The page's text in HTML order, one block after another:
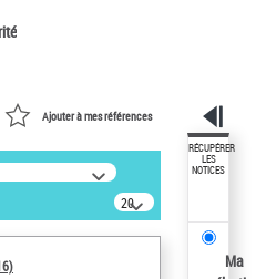
Ajouter à mes références
20
résultats/page
RÉCUPÉRER
LES
NOTICES
Ma